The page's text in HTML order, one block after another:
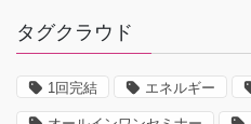
タグクラウド
1回完結 エネルギー